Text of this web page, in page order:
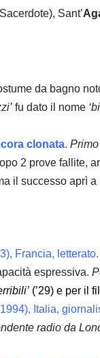
Sant’
da bagno
fu dato il nome
clonata.
2 prove fallite,
il successo aprì
Francia, letterato.
espressiva.
(’29) e per il
Italia,
radio da